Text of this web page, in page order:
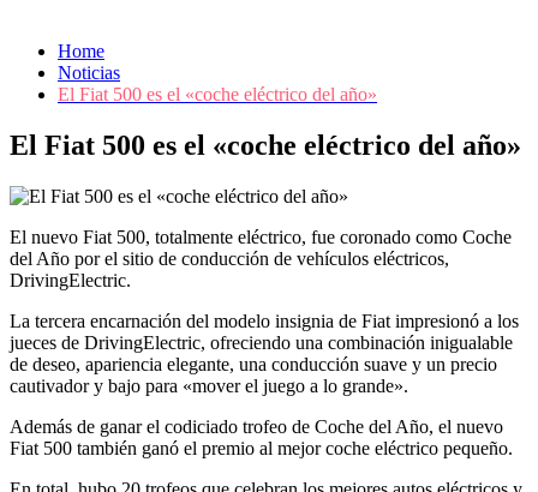
Home
Noticias
El Fiat 500 es el «coche eléctrico del año»
El Fiat 500 es el «coche eléctrico del año»
El nuevo Fiat 500, totalmente eléctrico, fue coronado como Coche
del Año por el sitio de conducción de vehículos eléctricos,
DrivingElectric.
La tercera encarnación del modelo insignia de Fiat impresionó a los
jueces de DrivingElectric, ofreciendo una combinación inigualable
de deseo, apariencia elegante, una conducción suave y un precio
cautivador y bajo para «mover el juego a lo grande».
Además de ganar el codiciado trofeo de Coche del Año, el nuevo
Fiat 500 también ganó el premio al mejor coche eléctrico pequeño.